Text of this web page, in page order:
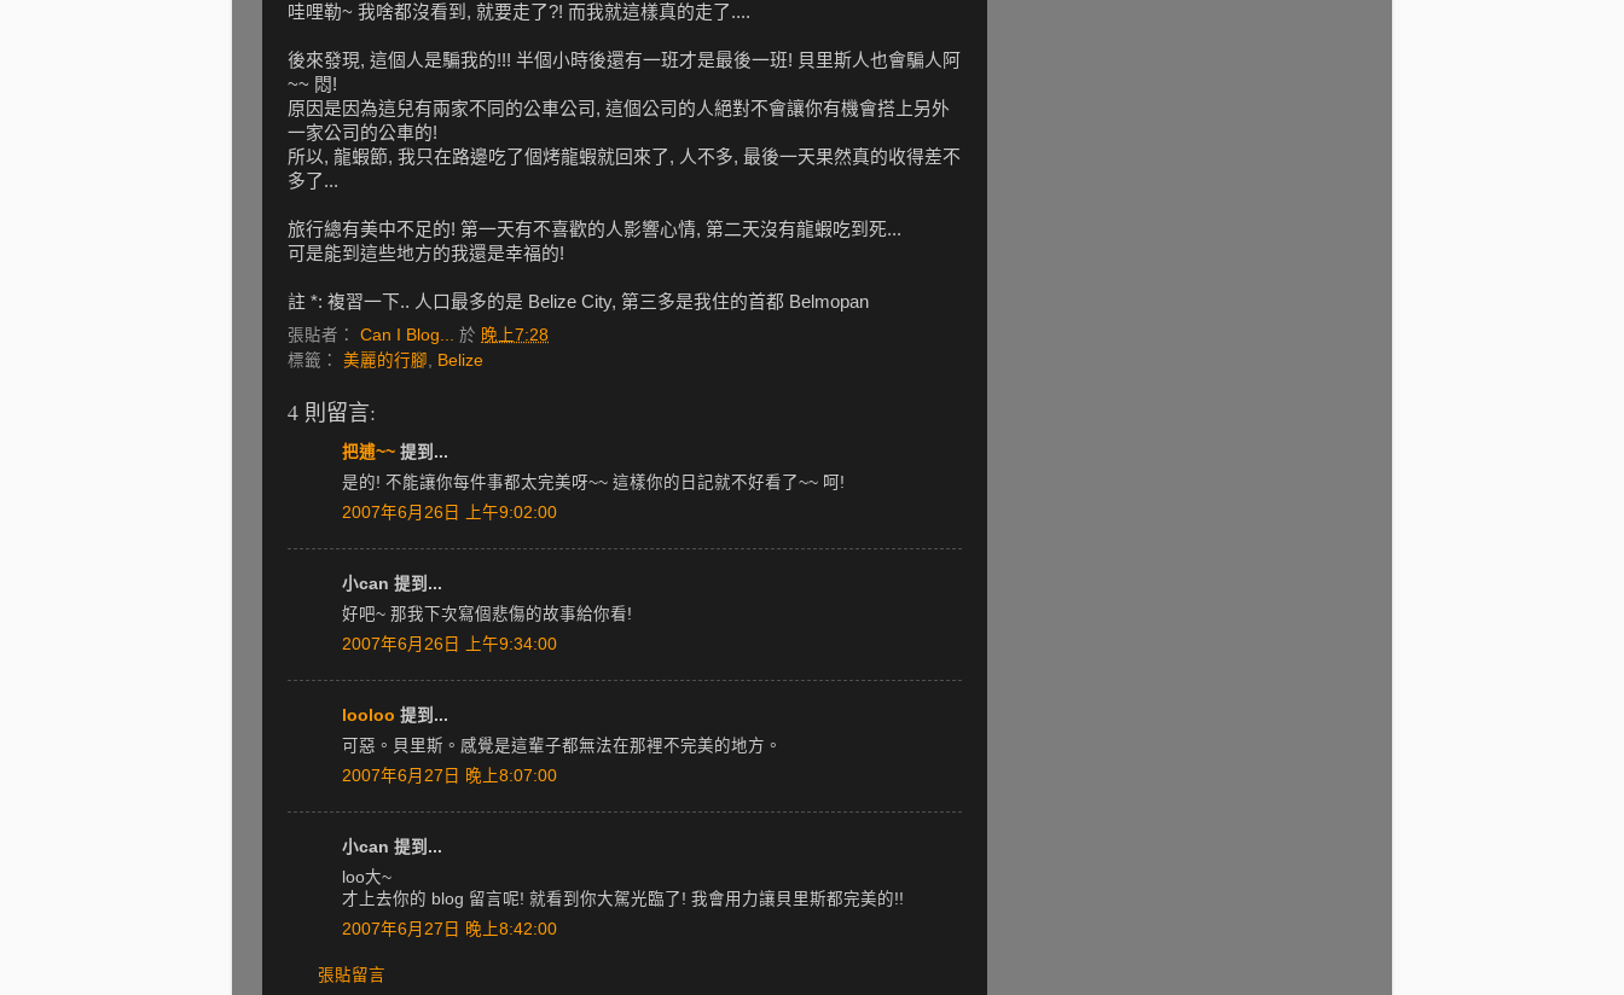
哇哩勒~ 我啥都沒看到, 就要走了?! 而我就這樣真的走了....
後來發現, 這個人是騙我的!!! 半個小時後還有一班才是最後一班! 貝里斯人也會騙人阿
~~ 悶!
原因是因為這兒有兩家不同的公車公司, 這個公司的人絕對不會讓你有機會搭上另外
一家公司的公車的!
所以, 龍蝦節, 我只在路邊吃了個烤龍蝦就回來了, 人不多, 最後一天果然真的收得差不
多了...
旅行總有美中不足的! 第一天有不喜歡的人影響心情, 第二天沒有龍蝦吃到死...
可是能到這些地方的我還是幸福的!
註 *: 複習一下.. 人口最多的是 Belize City, 第三多是我住的首都 Belmopan
張貼者： Can I Blog... 於 晚上7:28
標籤： 美麗的行腳 Belize
4 則留言:
把逋~~ 提到...
是的! 不能讓你每件事都太完美呀~~ 這樣你的日記就不好看了~~ 呵!
2007年6月26日 上午9:02:00
小can 提到...
好吧~ 那我下次寫個悲傷的故事給你看!
2007年6月26日 上午9:34:00
looloo 提到...
可惡。貝里斯。感覺是這輩子都無法在那裡不完美的地方。
2007年6月27日 晚上8:07:00
小can 提到...
loo大~
才上去你的 blog 留言呢! 就看到你大駕光臨了! 我會用力讓貝里斯都完美的!!
2007年6月27日 晚上8:42:00
張貼留言